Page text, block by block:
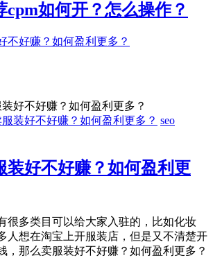
cpm如何开？怎么操作？
好不好赚？如何盈利更多？
seo
装好不好赚？如何盈利更
多类目可以给大家入驻的，比如化妆
人想在淘宝上开服装店，但是又不清楚开
，那么卖服装好不好赚？如何盈利更多？